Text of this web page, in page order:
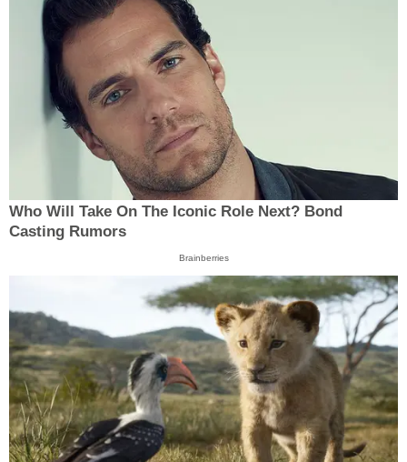
Who Will Take On The Iconic Role Next? Bond
Casting Rumors
Brainberries